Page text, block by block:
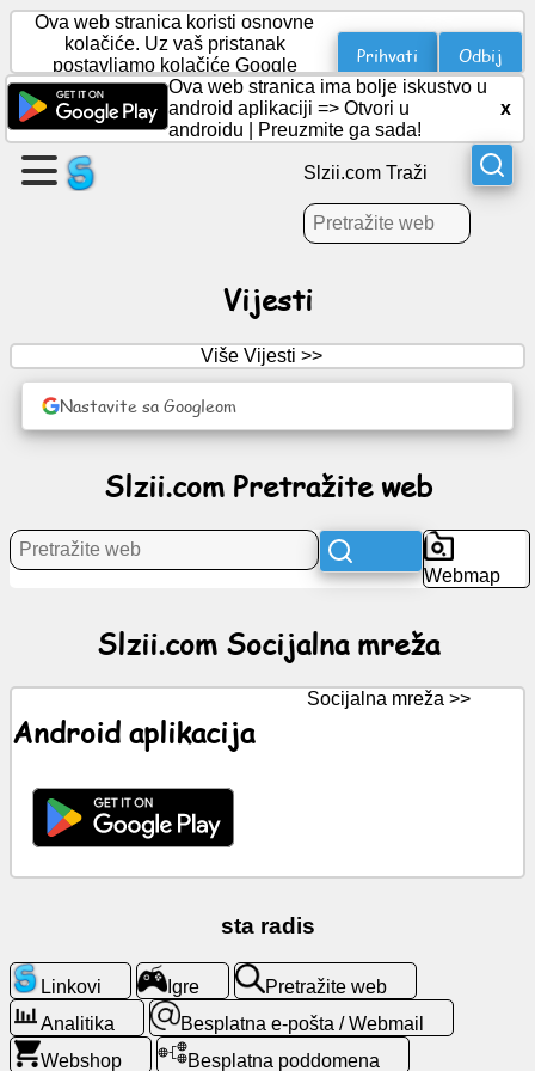
Kreirajte
stranicu
Kreiraj
red
mreža
ChatGPT
Wiki
Pretražite
web
Ova web stranica koristi osnovne
kolačiće. Uz vaš pristanak
postavljamo kolačiće Google
Analytics za statistiku.
Prihvati Odbij
Ova web stranica ima bolje iskustvo u
android aplikaciji => Otvori u
androidu
Preuzmite ga sada!
x
Slzii.com Traži
Vijesti
Više Vijesti >>
Nastavite sa Googleom
Slzii.com Pretražite web
Webmap
Slzii.com Socijalna mreža
Android aplikacija
Socijalna mreža >>
sta radis
Linkovi Igre
Pretražite web
Analitika
Besplatna e-pošta / Webmail
Webshop
Besplatna poddomena